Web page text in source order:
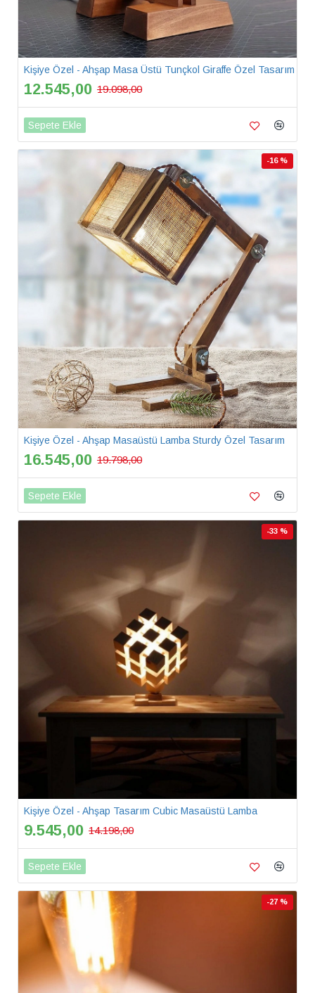
Kişiye Özel - Ahşap Masa Üstü Tunçkol Giraffe Özel Tasarım
12.545,00 19.098,00
Sepete Ekle
-16 %
Kişiye Özel - Ahşap Masaüstü Lamba Sturdy Özel Tasarım
16.545,00 19.798,00
Sepete Ekle
-33 %
Kişiye Özel - Ahşap Tasarım Cubic Masaüstü Lamba
9.545,00 14.198,00
Sepete Ekle
-27 %